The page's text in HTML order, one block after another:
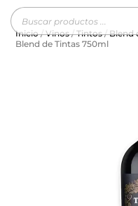
Inicio/Vinos/Tintos/Blend
Blend de Tintas 750ml